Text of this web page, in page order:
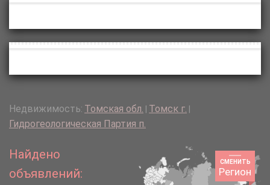
Недвижимость: Томская обл. Томск г.
Гидрогеологическая Партия п.
СМЕНИТЬ
Регион
Найдено
объявлений: